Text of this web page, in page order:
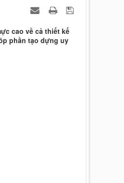
cao về cả thiết kế
phần tạo dựng uy